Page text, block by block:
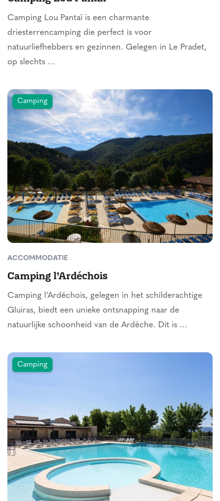
Camping Lou Pantaï is een charmante
driesterrencamping die perfect is voor
natuurliefhebbers en gezinnen. Gelegen in Le Pradet,
op slechts ...
Camping
ACCOMMODATIE
Camping l’Ardéchois
Camping l’Ardéchois, gelegen in het schilderachtige
Gluiras, biedt een unieke ontsnapping naar de
natuurlijke schoonheid van de Ardèche. Dit is ...
Camping